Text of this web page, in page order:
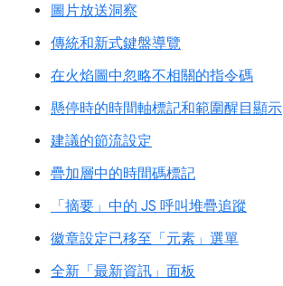
圖片放送洞察
傳統和新式鍵盤導覽
在火焰圖中忽略不相關的指令碼
懸停時的時間軸標記和範圍醒目顯示
建議的節流設定
疊加層中的時間碼標記
「摘要」中的 JS 呼叫堆疊追蹤
徽章設定已移至「元素」選單
全新「最新資訊」面板